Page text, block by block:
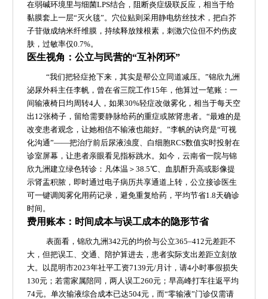
在弱碱环境里与细菌LPS结合，阻断炎症级联反应，相当于给
黏膜套上一层“灭火毯”。穴位贴则采用静电纺丝技术，把白芥
子苷做成纳米纤维膜，持续释放辣根素，刺激穴位但不灼伤皮
肤，过敏率仅0.7%。
医生视角：公立与民营的“互补闭环”
“我们把轻症抢下来，其实是帮公立同道减压。”锦欣九洲
泌尿外科主任李帆，曾在省三院工作15年，他算过一笔账：一
间输液椅日均周转4人，如果30%轻症改做雾化，相当于每天空
出12张椅子，留给需要静脉给药的重症或脓肾患者。“最难的是
改变患者观念，让她相信不输液也能好。”李帆的诀窍是“可视
化沟通”——把治疗前后尿液浊度、白细胞RCS数值实时投射在
诊室屏幕，让患者亲眼看见指标跳水。如今，云南省一院与锦
欣九洲建立绿色转诊：凡体温＞38.5℃、血肌酐升高或影像提
示肾盂积脓，即时通过电子病历共享通道上转，公立接诊医生
可一键调阅雾化用药记录，避免重复给药，平均节省1.8天确诊
时间。
费用账本：时间成本与误工成本的隐形节省
表面看，锦欣九洲342元的均价与公立365–412元差距不
大，但把误工、交通、陪护算进去，患者实际支出差距立刻放
大。以昆明市2023年社平工资7139元/月计，请4小时事假损失
130元；若需家属陪同，两人误工260元；早高峰打车往返平均
74元。单次输液综合成本已达504元，而“零输液”门诊仅需请